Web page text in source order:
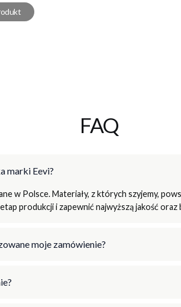
FAQ
marki Eevi?
w Polsce. Materiały, z których szyjemy,
produkcji i zapewnić najwyższą jakość
moje zamówienie?